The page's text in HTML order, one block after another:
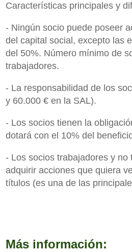
Características principales y
- Ningún socio puede poseer
del capital social, excepto las
del 50%. Número mínimo de
trabajadores.
- La responsabilidad de los
y 60.000 € en la SAL).
- Los socios tienen la
dotará con el 10% del
- Los socios trabajadores y
adquirir acciones que quiera
títulos (es una de las
Más información: